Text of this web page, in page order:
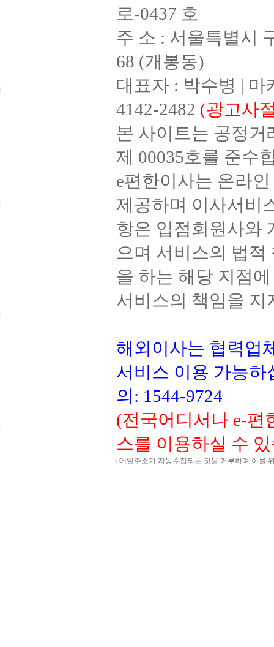
로-0437 호
주 소 : 서울특별시
68 (개봉동)
대표자 : 박수병 | 마
4142-2482 (광고사
본 사이트는 공정
제 00035호를 준수
e편한이사는 온라
제공하며 이사서비
항은 입점회원사와
으며 서비스의 법
을 하는 해당 지점
서비스의 책임을 지
해외이사는 협력업
서비스 이용 가능
의: 1544-9724
(전국어디서나 e-편
스를 이용하실 수
e메일주소가 자동수집되는 것을 거부하며 이를